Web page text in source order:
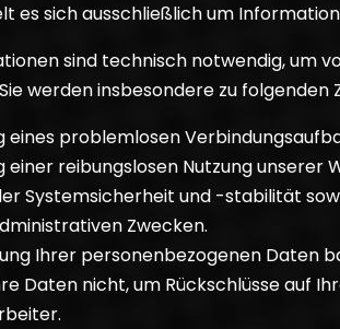
es sich ausschließlich um
sind technisch notwendig, um
werden insbesondere zu
eines problemlosen
einer reibungslosen Nutzung unserer
Systemsicherheit und -stabilität
Zwecken.
Ihrer personenbezogenen Daten
Daten nicht, um Rückschlüsse auf